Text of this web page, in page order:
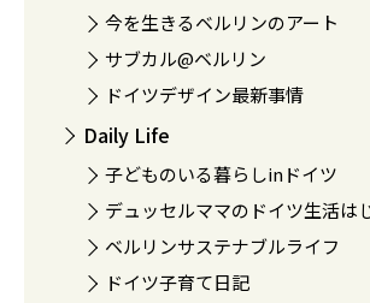
今を生きるベルリンのアート
サブカル@ベルリン
ドイツデザイン最新事情
Daily Life
子どものいる暮らしinドイツ
デュッセルママのドイツ生活は
ベルリンサステナブルライフ
ドイツ子育て日記